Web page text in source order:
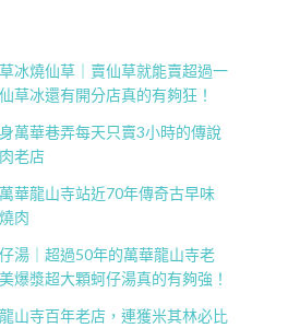
冰燒仙草｜賣仙草就能賣超過一
草冰還有開分店真的有夠狂！
萬華巷弄每天只賣3小時的傳說
老店
華龍山寺站近70年傳奇古早味
肉
湯｜超過50年的萬華龍山寺老
爆漿超大顆蚵仔湯真的有夠強！
山寺百年老店，連獲米其林必比